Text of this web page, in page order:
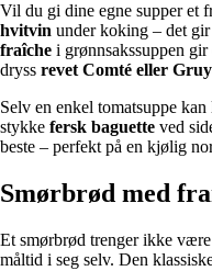
Vil du gi dine egne supper et
hvitvin under koking – det
fraîche i grønnsakssuppen
dryss revet Comté eller
Selv en enkel tomatsuppe kan
stykke fersk baguette ved
beste – perfekt på en kjølig
Smørbrød med
Et smørbrød trenger ikke
måltid i seg selv. Den